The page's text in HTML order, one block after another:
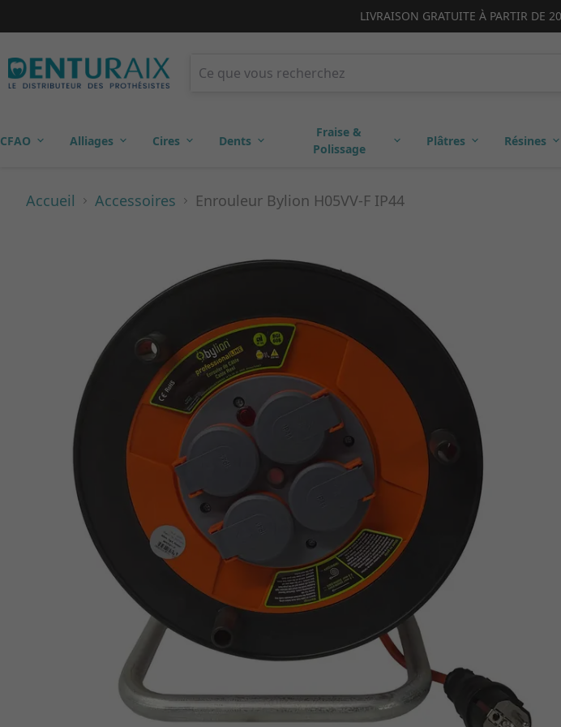
LIVRAISON GRATUITE À PARTIR DE
CFAO Alliages Cires Dents
Fraise &
Polissage
Plâtres Résines
Accueil Accessoires Enrouleur Bylion H05VV-F IP44